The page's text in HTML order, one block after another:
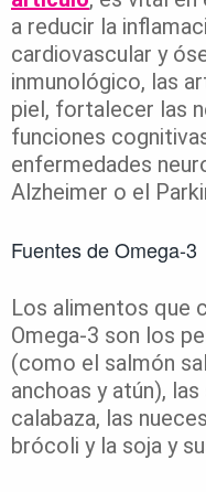
a reducir la
cardiovascular y
inmunológico, las
piel, fortalecer las
funciones
enfermedades
Alzheimer o el
Fuentes de Omega-3
Los alimentos que
Omega-3 son los
(como el salmón
anchoas y atún),
calabaza, las
brócoli y la soja y